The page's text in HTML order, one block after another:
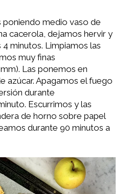
poniendo medio vaso de
cacerola, dejamos hervir y
minutos. Limpiamos las
muy finas
Las ponemos en
azúcar. Apagamos el fuego
durante
Escurrimos y las
de horno sobre papel
durante 90 minutos a